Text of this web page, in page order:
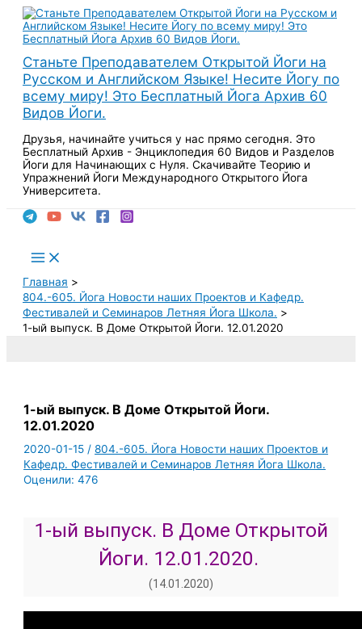
Перейти
содержимому
Станьте Преподавателем Открытой Йоги на
Русском и Английском Языке! Несите Йогу по
всему миру! Это Бесплатный Йога Архив 60
Видов Йоги.
Друзья, начинайте учиться у нас прямо сегодня. Это
Бесплатный Архив - Энциклопедия 60 Видов и Разделов
Йоги для Начинающих с Нуля. Скачивайте Теорию и
Упражнений Йоги Международного Открытого Йога
Университета.
Main
Menu
Главная
804.-605. Йога Новости наших Проектов и Кафедр.
Фестивалей и Семинаров Летняя Йога Школа.
1-ый выпуск. В Доме Открытой Йоги. 12.01.2020
1-ый выпуск. В Доме Открытой Йоги.
12.01.2020
2020-01-15/804.-605. Йога Новости наших Проектов и
Кафедр. Фестивалей и Семинаров Летняя Йога Школа.
Оценили: 476
1-ый выпуск. В Доме Открытой
Йоги. 12.01.2020.
(14.01.2020)